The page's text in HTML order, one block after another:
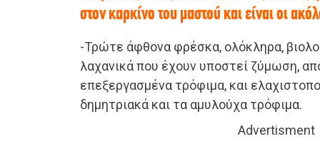
στον καρκίνο του μαστού και είναι οι
-Τρώτε άφθονα φρέσκα, ολόκληρα,
λαχανικά που έχουν υποστεί ζύμωση,
επεξεργασμένα τρόφιμα, και
δημητριακά και τα αμυλούχα τρόφιμα.
Advertisment